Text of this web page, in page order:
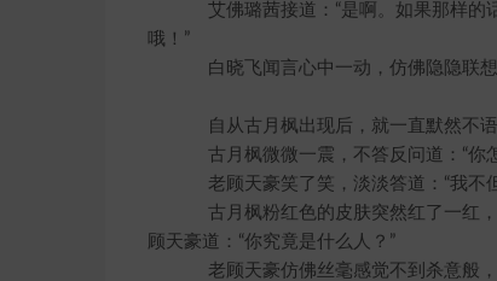
艾佛璐茜接道：“是啊。如果那样的
哦！”
白晓飞闻言心中一动，仿佛隐隐联想
自从古月枫出现后，就一直默然不语
古月枫微微一震，不答反问道：“你
老顾天豪笑了笑，淡淡答道：“我不
古月枫粉红色的皮肤突然红了一红，
顾天豪道：“你究竟是什么人？”
老顾天豪仿佛丝毫感觉不到杀意般，